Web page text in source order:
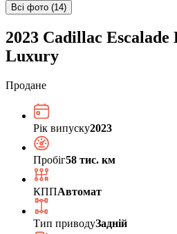
Всі фото (14)
2023 Cadillac Escalade
Luxury
Продане
Рік випуску2023
Пробіг58 тис. км
КППАвтомат
Тип приводуЗадній